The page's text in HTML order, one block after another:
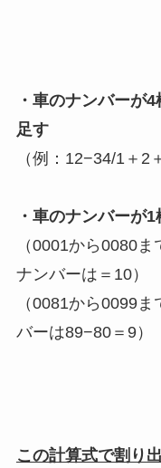
・車のナンバーが
足す
（例：12−34/1＋2
・車のナンバーが
（0001から0080
ナンバーは＝10）
（0081から0099
バーは89−80＝9）
この計算式で割り